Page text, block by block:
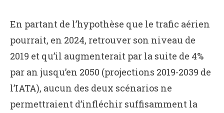
En partant de l’hypothèse que le trafic aérien
pourrait, en 2024, retrouver son niveau de
2019 et qu’il augmenterait par la suite de 4%
par an jusqu’en 2050 (projections 2019-2039 de
l’IATA), aucun des deux scénarios ne
permettraient d’infléchir suffisamment la